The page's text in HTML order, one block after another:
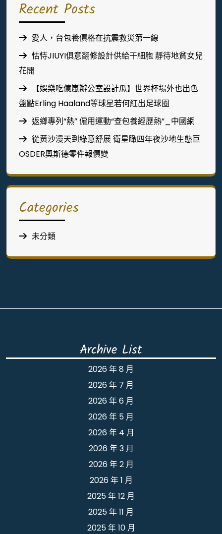
Recent Posts
愛人，台包養價格在抗震救災第一線
怙恃JIUYI俱意翻修設計供給干細胞 靜待地貧女兒
花開
【娛樂吃億嵐辦公室設計瓜】世界杯場外也出色
盤點Erling Haaland等球星若何紅出足球圈
返鄉專列“熱” 僱用運動“查包養經歷熱”_中國網
從黃沙漫天到綠意舒展 衛星瞰四年夜沙地生態巨
OSDER奧斯德零件報價變
Categories
未分類
Archive List
2026 年 8 月
2026 年 7 月
2026 年 6 月
2026 年 5 月
2026 年 4 月
2026 年 3 月
2026 年 2 月
2026 年 1 月
2025 年 12 月
2025 年 11 月
2025 年 10 月